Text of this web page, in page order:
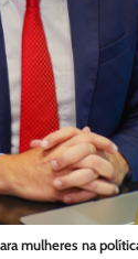
mulheres na